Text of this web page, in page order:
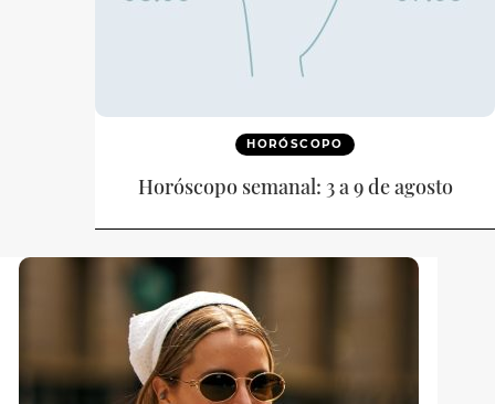
HORÓSCOPO
Horóscopo semanal: 3 a 9 de agosto